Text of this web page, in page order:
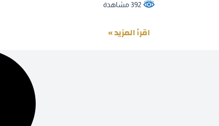
392 مشاهدة
اقرأ المزيد »